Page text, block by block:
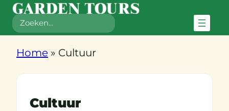
Zoeken
Home » Cultuur
Cultuur